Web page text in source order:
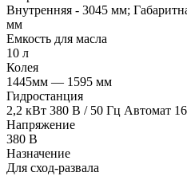
Внутренняя - 3045 мм;
мм
Емкость для масла
10 л
Колея
1445мм — 1595 мм
Гидростанция
2,2 кВт 380 В / 50 Гц Автомат
Напряжение
380 В
Назначение
Для сход-развала